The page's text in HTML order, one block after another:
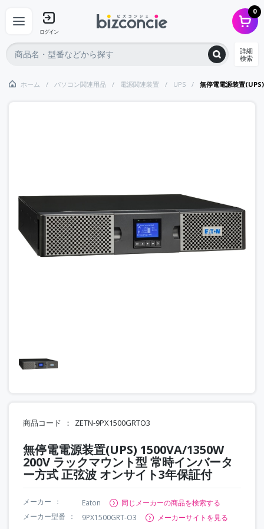
ログイン
0
詳細
検索
ホーム パソコン関連用品 電源関連装置 UPS 無停電電源装置
商品コード ZETN-9PX1500GRTO3
無停電電源装置(UPS) 1500VA/1350W
200V ラックマウント型 常時インバータ
ー方式 正弦波 オンサイト3年保証付
メーカー Eaton
同じメーカーの商品を検索する
メーカー型番
9PX1500GRT-O3 メーカーサイトを見る